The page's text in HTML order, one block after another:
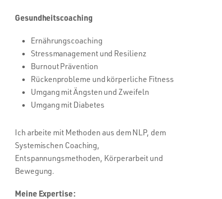
Gesundheitscoaching
Ernährungscoaching
Stressmanagement und Resilienz
Burnout Prävention
Rückenprobleme und körperliche Fitness
Umgang mit Ängsten und Zweifeln
Umgang mit Diabetes
Ich arbeite mit Methoden aus dem NLP, dem
Systemischen Coaching,
Entspannungsmethoden, Körperarbeit und
Bewegung.
Meine Expertise: